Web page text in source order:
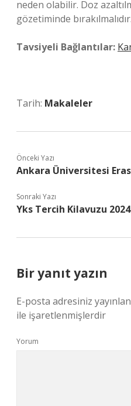
neden olabilir. Doz
gözetiminde bırakılmalıdır.
Tavsiyeli Bağlantılar:
Tarih: Makaleler
Önceki Yazı
Ankara Üniversitesi
Sonraki Yazı
Yks Tercih Kilavuzu
Bir yanıt yazın
E-posta adresiniz
ile işaretlenmişlerdir
Yorum